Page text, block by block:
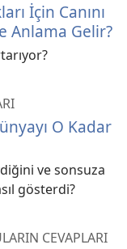
İçin Canını
Anlama Gelir?
O Kadar
ve sonsuza
gösterdi?
CEVAPLARI